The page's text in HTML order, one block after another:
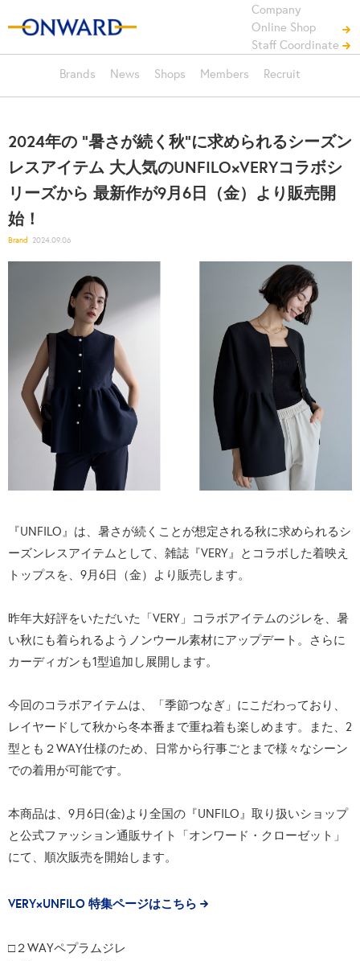
Company
Online Shop
Staff Coordinate
Brands
News Shops Members Recruit
2024年の "暑さが続く秋"に求められるシーズン
レスアイテム 大人気のUNFILO×VERYコラボシ
リーズから 最新作が9月6日（金）より販売開
始！
Brand 2024.09.06
『UNFILO』は、暑さが続くことが想定される秋に求められるシ
ーズンレスアイテムとして、雑誌『VERY』とコラボした着映え
トップスを、9月6日（金）より販売します。
昨年大好評をいただいた「VERY」コラボアイテムのジレを、暑
い秋にも着られるようノンウール素材にアップデート。さらに
カーディガンも1型追加し展開します。
今回のコラボアイテムは、「季節つなぎ」にこだわっており、
レイヤードして秋から冬本番まで重ね着も楽しめます。また、2
型とも２WAY仕様のため、日常から行事ごとまで様々なシーン
での着用が可能です。
本商品は、9月6日(金)より全国の『UNFILO』取り扱いショップ
と公式ファッション通販サイト「オンワード・クローゼット」
にて、順次販売を開始します。
VERY×UNFILO 特集ページはこちら
□２WAYペプラムジレ